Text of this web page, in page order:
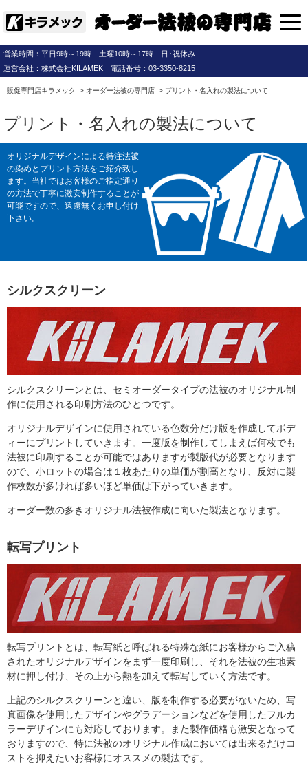
営業時間：平日9時～19時 土曜10時～17時 日･祝休み
運営会社：株式会社KILAMEK 電話番号：03-3350-8215
販促専門店キラメック > オーダー法被の専門店 > プリント・名入れの製法について
プリント・名入れの製法について
オリジナルデザインによる特注法被
の染めとプリント方法をご紹介致し
ます。当社ではお客様のご指定通り
の方法で丁寧に激安制作することが
可能ですので、遠慮無くお申し付け
下さい。
シルクスクリーン
シルクスクリーンとは、セミオーダータイプの法被のオリジナル制
作に使用される印刷方法のひとつです。
オリジナルデザインに使用されている色数分だけ版を作成してボデ
ィーにプリントしていきます。一度版を制作してしまえば何枚でも
法被に印刷することが可能ではありますが製版代が必要となります
ので、小ロットの場合は１枚あたりの単価が割高となり、反対に製
作枚数が多ければ多いほど単価は下がっていきます。
オーダー数の多きオリジナル法被作成に向いた製法となります。
転写プリント
転写プリントとは、転写紙と呼ばれる特殊な紙にお客様からご入稿
されたオリジナルデザインをまず一度印刷し、それを法被の生地素
材に押し付け、その上から熱を加えて転写していく方法です。
上記のシルクスクリーンと違い、版を制作する必要がないため、写
真画像を使用したデザインやグラデーションなどを使用したフルカ
ラーデザインにも対応しております。また製作価格も激安となって
おりますので、特に法被のオリジナル作成においては出来るだけコ
ストを抑えたいお客様にオススメの製法です。